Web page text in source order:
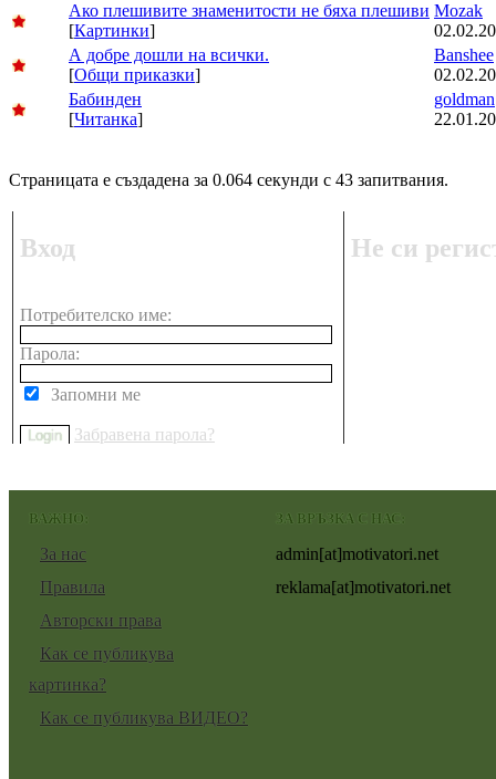
Ако плешивите знаменитости не бяха плешиви
[Картинки]
Mozak
А добре дошли на всички.
[Общи приказки]
Banshee
Бабинден
[Читанка]
goldman
Страницата е създадена за 0.064 секунди с 43 запитвания.
Вход
Потребителско име:
Парола:
Запомни ме
Забравена парола?
Не си
ВАЖНО:
За нас
Правила
Авторски права
Как се публикува
картинка?
Как се публикува ВИДЕО?
ЗА ВРЪЗКА С НАС:
admin[at]motivatori.net
reklama[at]motivatori.net